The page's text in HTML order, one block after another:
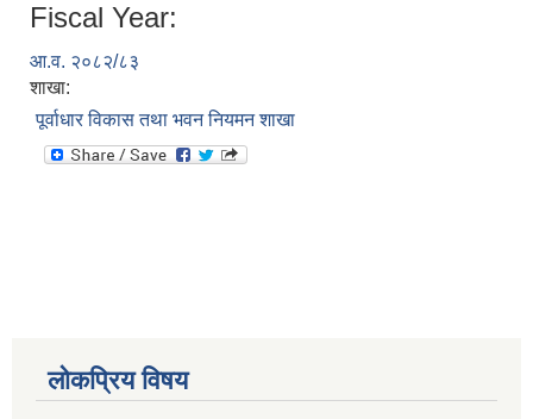
Fiscal Year:
आ.व. २०८२/८३
शाखा:
पूर्वाधार विकास तथा भवन नियमन शाखा
लोकप्रिय विषय